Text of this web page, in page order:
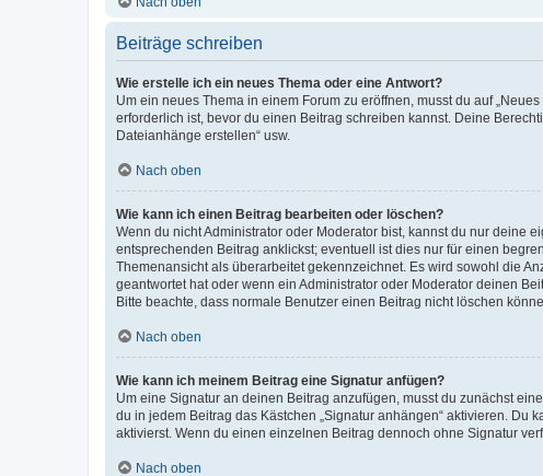
Beiträge schreiben
Wie erstelle ich ein neues Thema oder eine Antwort?
Um ein neues Thema in einem Forum zu eröffnen, musst du auf
erforderlich ist, bevor du einen Beitrag schreiben kannst. Deine
Dateianhänge erstellen“ usw.
Nach oben
Wie kann ich einen Beitrag bearbeiten oder löschen?
Wenn du nicht Administrator oder Moderator bist, kannst du nur deine
entsprechenden Beitrag anklickst; eventuell ist dies nur für einen
Themenansicht als überarbeitet gekennzeichnet. Es wird sowohl die
geantwortet hat oder wenn ein Administrator oder Moderator deinen
Bitte beachte, dass normale Benutzer einen Beitrag nicht löschen
Nach oben
Wie kann ich meinem Beitrag eine Signatur anfügen?
Um eine Signatur an deinen Beitrag anzufügen, musst du zunächst
du in jedem Beitrag das Kästchen „Signatur anhängen“ aktivieren.
aktivierst. Wenn du einen einzelnen Beitrag dennoch ohne Signatur
Nach oben